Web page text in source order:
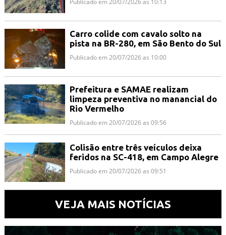
Publicado em 20/07/2026 as 10:13
Carro colide com cavalo solto na
pista na BR-280, em São Bento do Sul
Publicado em 20/07/2026 as 10:00
Prefeitura e SAMAE realizam
limpeza preventiva no manancial do
Rio Vermelho
Publicado em 20/07/2026 as 09:56
Colisão entre três veículos deixa
feridos na SC-418, em Campo Alegre
Publicado em 20/07/2026 as 09:51
VEJA MAIS NOTÍCIAS